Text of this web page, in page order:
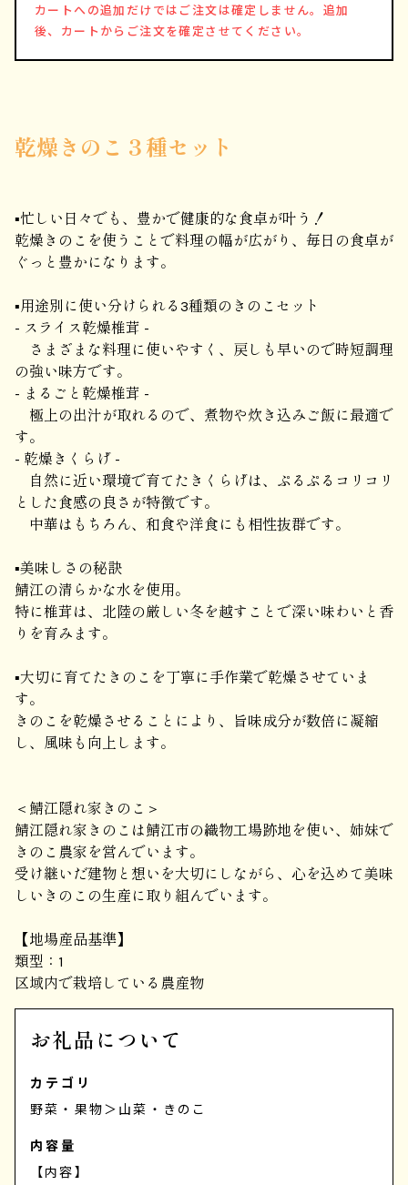
カートへの追加だけではご注文は確定しません。追加
後、カートからご注文を確定させてください。
乾燥きのこ３種セット
▪忙しい日々でも、豊かで健康的な食卓が叶う！
乾燥きのこを使うことで料理の幅が広がり、毎日の食卓が
ぐっと豊かになります。
▪用途別に使い分けられる3種類のきのこセット
- スライス乾燥椎茸 -
さまざまな料理に使いやすく、戻しも早いので時短調理
の強い味方です。
- まるごと乾燥椎茸 -
極上の出汁が取れるので、煮物や炊き込みご飯に最適で
す。
- 乾燥きくらげ -
自然に近い環境で育てたきくらげは、ぷるぷるコリコリ
とした食感の良さが特徴です。
中華はもちろん、和食や洋食にも相性抜群です。
▪美味しさの秘訣
鯖江の清らかな水を使用。
特に椎茸は、北陸の厳しい冬を越すことで深い味わいと香
りを育みます。
▪大切に育てたきのこを丁寧に手作業で乾燥させていま
す。
きのこを乾燥させることにより、旨味成分が数倍に凝縮
し、風味も向上します。
＜鯖江隠れ家きのこ＞
鯖江隠れ家きのこは鯖江市の織物工場跡地を使い、姉妹で
きのこ農家を営んでいます。
受け継いだ建物と想いを大切にしながら、心を込めて美味
しいきのこの生産に取り組んでいます。
【地場産品基準】
類型：1
区域内で栽培している農産物
お礼品について
カテゴリ
野菜・果物 ＞ 山菜・きのこ
内容量
【内容】